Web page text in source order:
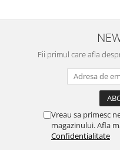
Fii primul care afla
Vreau sa primesc
magazinului. Afla
Confidentialitate